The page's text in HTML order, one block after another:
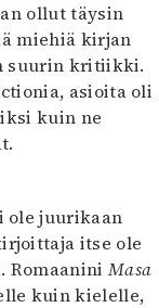
ollut täysin
miehiä kirjan
suurin kritiikki.
asioita oli
kuin ne
ole juurikaan
itse ole
RomaaniniMasa
kuin kielelle,